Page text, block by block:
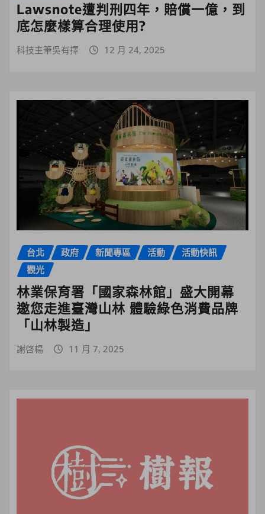
Lawsnote遭判刑四年，賠償一億，到
底怎麼樣算合理使用?
科技主筆吳有擇 12 月 24, 2025
台北 政府 新聞專區 活動
活動快訊
觀光
林業保育署「國家森林館」盛大開幕
邀您走進臺灣山林 體驗綠色消費品牌
「山林製造」
謝啓楊 11 月 7, 2025